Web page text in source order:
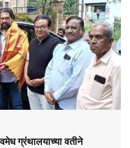
ग्रंथालयाच्या वतीने